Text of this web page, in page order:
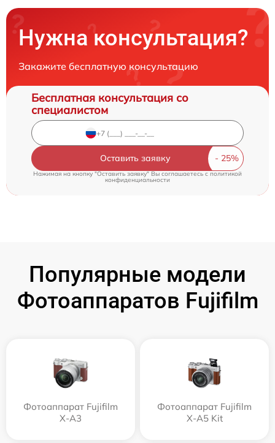
Нужна консультация?
Закажите бесплатную консультацию
Бесплатная консультация со
специалистом
Оставить заявку
Нажимая на кнопку "Оставить заявку" Вы соглашаетесь c политикой
конфиденциальности
Популярные модели
Фотоаппаратов Fujifilm
Фотоаппарат Fujifilm
X-A3
Фотоаппарат Fujifilm
X-A5 Kit